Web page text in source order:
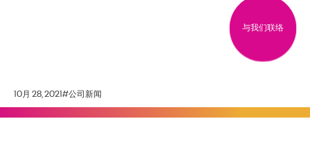
10月 28, 2021 #公司新闻
与我们联络